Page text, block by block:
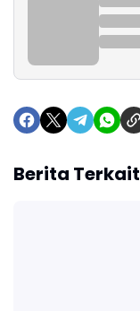
Berita Terkait